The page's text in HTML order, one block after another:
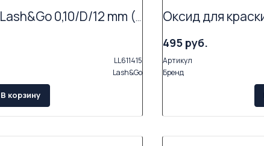
Черные ресницы Lash&Go 0,10/D/12 mm (16 линий)
LL611415
Lash&Go
В корзину
495 руб.
Артикул
Бренд